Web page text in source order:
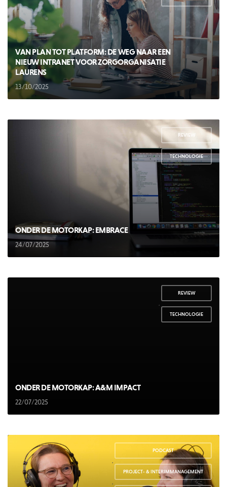
VAN PLAN TOT PLATFORM: DE WEG NAAR EEN
NIEUW INTRANET VOOR ZORGORGANISATIE
LAURENS
13/10/2025
REVIEW
TECHNOLOGIE
ONDER DE MOTORKAP: EMBRACE
24/07/2025
REVIEW
TECHNOLOGIE
ONDER DE MOTORKAP: A&M IMPACT
22/07/2025
PODCAST
,
PROJECT- & INTERIMMANAGEMENT
,